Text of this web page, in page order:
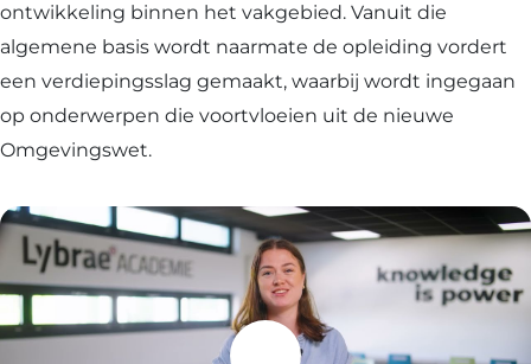
ontwikkeling binnen het vakgebied. Vanuit die
algemene basis wordt naarmate de opleiding vordert
een verdiepingsslag gemaakt, waarbij wordt ingegaan
op onderwerpen die voortvloeien uit de nieuwe
Omgevingswet.